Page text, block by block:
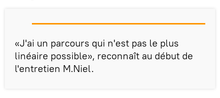
«J'ai un parcours qui n'est pas le plus
linéaire possible», reconnaît au début de
l'entretien M.Niel.